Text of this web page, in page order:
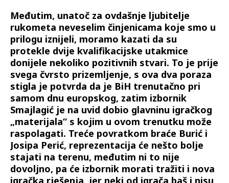
Međutim, unatoč za ovdašnje ljubitelje
rukometa neveselim činjenicama koje smo u
prilogu iznijeli, moramo kazati da su
protekle dvije kvalifikacijske utakmice
donijele nekoliko pozitivnih stvari. To je prije
svega čvrsto prizemljenje, s ova dva poraza
stigla je potvrda da je BiH trenutačno pri
samom dnu europskog, zatim izbornik
Smajlagić je na uvid dobio glavninu igračkog
„materijala“ s kojim u ovom trenutku može
raspolagati. Treće povratkom braće Burić i
Josipa Perić, reprezentacija će nešto bolje
stajati na terenu, međutim ni to nije
dovoljno, pa će izbornik morati tražiti i nova
igračka rješenja, jer neki od igrača baš i nisu